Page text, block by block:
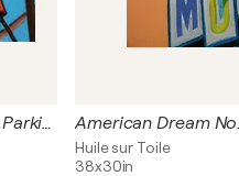
American Dream no.4 Convenient Parking
Huile sur Toile
38x30in